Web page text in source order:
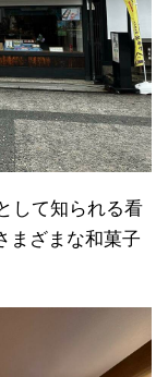
して知られる看
まざまな和菓子